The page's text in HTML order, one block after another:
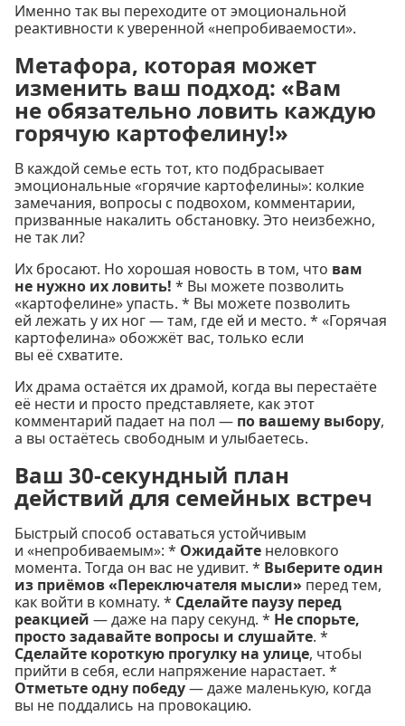
Именно так вы переходите от эмоциональной
реактивности к уверенной «непробиваемости».
Метафора, которая может
изменить ваш подход: «Вам
не обязательно ловить каждую
горячую картофелину!»
В каждой семье есть тот, кто подбрасывает
эмоциональные «горячие картофелины»: колкие
замечания, вопросы с подвохом, комментарии,
призванные накалить обстановку. Это неизбежно,
не так ли?
Их бросают. Но хорошая новость в том, что вам
не нужно их ловить! * Вы можете позволить
«картофелине» упасть. * Вы можете позволить
ей лежать у их ног — там, где ей и место. * «Горячая
картофелина» обожжёт вас, только если
вы её схватите.
Их драма остаётся их драмой, когда вы перестаёте
её нести и просто представляете, как этот
комментарий падает на пол — по вашему выбору,
а вы остаётесь свободным и улыбаетесь.
Ваш 30-секундный план
действий для семейных встреч
Быстрый способ оставаться устойчивым
и «непробиваемым»: * Ожидайте неловкого
момента. Тогда он вас не удивит. * Выберите один
из приёмов «Переключателя мысли» перед тем,
как войти в комнату. * Сделайте паузу перед
реакцией — даже на пару секунд. * Не спорьте,
просто задавайте вопросы и слушайте. *
Сделайте короткую прогулку на улице, чтобы
прийти в себя, если напряжение нарастает. *
Отметьте одну победу— даже маленькую, когда
вы не поддались на провокацию.